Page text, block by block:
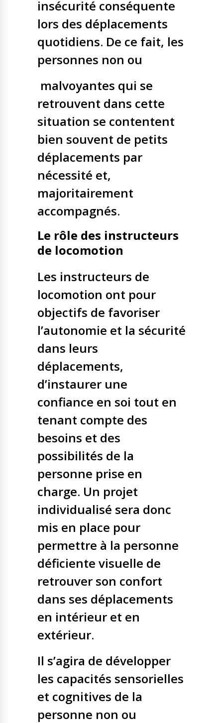
insécurité conséquente
lors des déplacements
quotidiens. De ce fait, les
personnes non ou
malvoyantes qui se
retrouvent dans cette
situation se contentent
bien souvent de petits
déplacements par
nécessité et,
majoritairement
accompagnés.
Le rôle des instructeurs
de locomotion
Les instructeurs de
locomotion ont pour
objectifs de favoriser
l’autonomie et la sécurité
dans leurs
déplacements,
d’instaurer une
confiance en soi tout en
tenant compte des
besoins et des
possibilités de la
personne prise en
charge. Un projet
individualisé sera donc
mis en place pour
permettre à la personne
déficiente visuelle de
retrouver son confort
dans ses déplacements
en intérieur et en
extérieur.
Il s’agira de développer
les capacités sensorielles
et cognitives de la
personne non ou